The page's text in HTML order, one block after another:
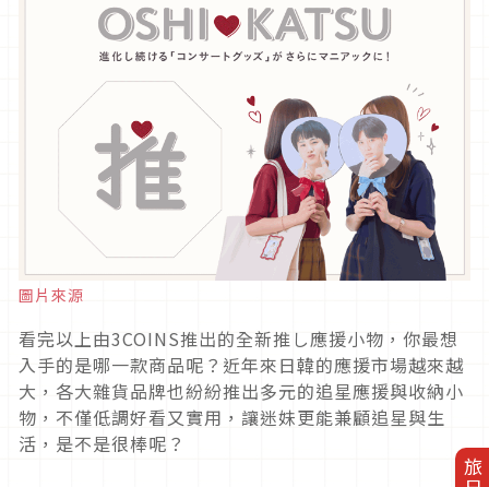
圖片來源
看完以上由3COINS推出的全新推し應援小物，你最想
入手的是哪一款商品呢？近年來日韓的應援市場越來越
大，各大雜貨品牌也紛紛推出多元的追星應援與收納小
物，不僅低調好看又實用，讓迷妹更能兼顧追星與生
活，是不是很棒呢？